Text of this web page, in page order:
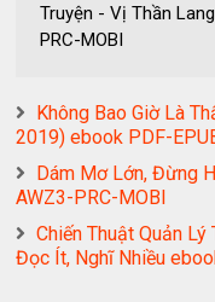
Truyện - Vị Thần
PRC-MOBI
Không Bao Giờ Là
2019) ebook PDF-
Dám Mơ Lớn, Đừng
AWZ3-PRC-MOBI
Chiến Thuật Quản
Đọc Ít, Nghĩ Nhiều